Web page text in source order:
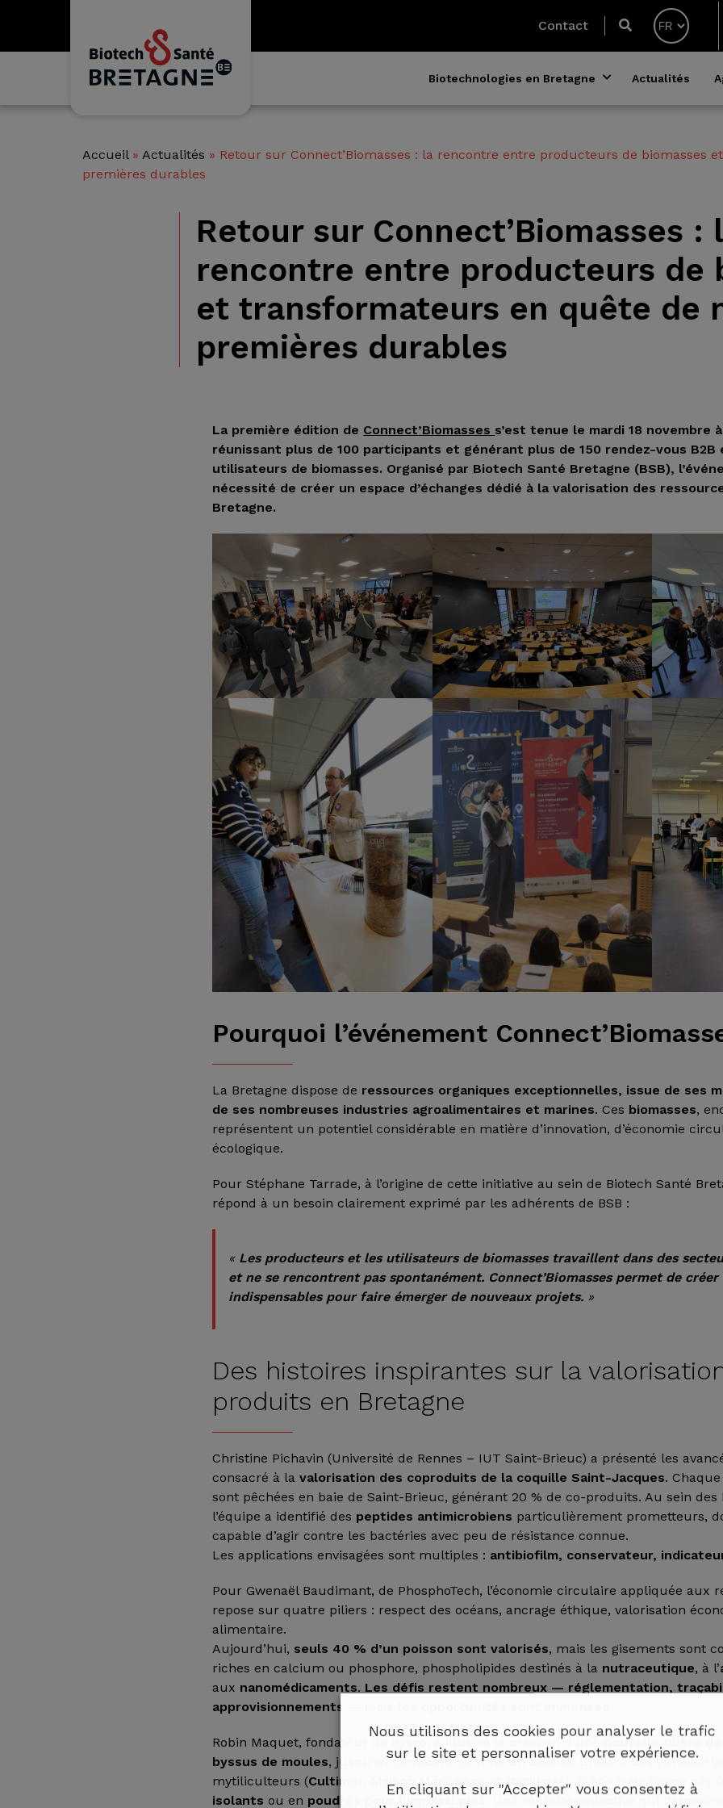
Contact
Biotechnologies en Bretagne Actualités
Accueil» Actualités » Retour sur Connect’Biomasses : la rencontre entre producteurs de biomasses
premières durables
Retour sur Connect’Biomasses :
rencontre entre producteurs de
et transformateurs en quête de
premières durables
La première édition de Connect’Biomasses s’est tenue le mardi 18 novembre
réunissant plus de 100 participants et générant plus de 150 rendez-vous
utilisateurs de biomasses. Organisé par Biotech Santé Bretagne (BSB),
nécessité de créer un espace d’échanges dédié à la valorisation des
Bretagne.
Pourquoi l’événement
La Bretagne dispose de ressources organiques exceptionnelles, issue de ses
de ses nombreuses industries agroalimentaires et marines. Ces biomasses,
représentent un potentiel considérable en matière d’innovation, d’économie
écologique.
Pour Stéphane Tarrade, à l’origine de cette initiative au sein de Biotech Santé
répond à un besoin clairement exprimé par les adhérents de BSB :
« Les producteurs et les utilisateurs de biomasses travaillent dans des
et ne se rencontrent pas spontanément. Connect’Biomasses permet de créer
indispensables pour faire émerger de nouveaux projets. »
Des histoires inspirantes sur la
produits en Bretagne
Christine Pichavin (Université de Rennes – IUT Saint-Brieuc) a présenté les
consacré à lavalorisation des coproduits de la coquille Saint-Jacques.
sont pêchées en baie de Saint-Brieuc, générant 20 % de co-produits. Au sein
l’équipe a identifié des peptides antimicrobiens particulièrement prometteurs,
capable d’agir contre les bactéries avec peu de résistance connue.
Les applications envisagées sont multiples : antibiofilm, conservateur,
Pour Gwenaël Baudimant, de PhosphoTech, l’économie circulaire appliquée aux
repose sur quatre piliers : respect des océans, ancrage éthique, valorisation
alimentaire.
Aujourd’hui, seuls 40 % d’un poisson sont valorisés, mais les gisements sont
riches en calcium ou phosphore, phospholipides destinés à la nutraceutique, à l’
aux nanomédicaments. Les défis restent nombreux — réglementation,
approvisionnements — mais les opportunités sont immenses.
Robin Maquet, fondateur de Bysco, a illustré la création d’une
nouvelle filière
byssus de moules, jusqu’ici considéré comme un déchet. Grâce à des
mytiliculteurs (Cultimer Maison Morisseau Mytilimer ), Bysco transforme ces
isolants ou en poudres pour bioplastiques
. Une réussite collective qui
Nous utilisons des cookies pour analyser le trafic
sur le site et personnaliser votre expérience.
En cliquant sur "Accepter" vous consentez à